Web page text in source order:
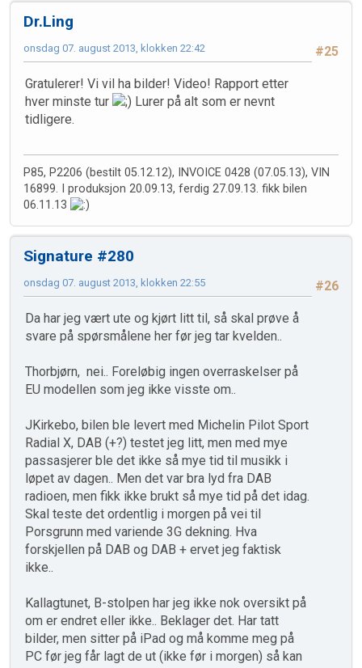
Dr.Ling
#25
onsdag 07. august 2013, klokken 22:42
Gratulerer! Vi vil ha bilder! Video! Rapport etter
hver minste tur
Lurer på alt som er nevnt
tidligere.
P85, P2206 (bestilt 05.12.12), INVOICE 0428 (07.05.13), VIN
16899. I produksjon 20.09.13, ferdig 27.09.13. fikk bilen
06.11.13
Signature #280
#26
onsdag 07. august 2013, klokken 22:55
Da har jeg vært ute og kjørt litt til, så skal prøve å
svare på spørsmålene her før jeg tar kvelden..
Thorbjørn, nei.. Foreløbig ingen overraskelser på
EU modellen som jeg ikke visste om..
JKirkebo, bilen ble levert med Michelin Pilot Sport
Radial X, DAB (+?) testet jeg litt, men med mye
passasjerer ble det ikke så mye tid til musikk i
løpet av dagen.. Men det var bra lyd fra DAB
radioen, men fikk ikke brukt så mye tid på det idag.
Skal teste det ordentlig i morgen på vei til
Porsgrunn med variende 3G dekning. Hva
forskjellen på DAB og DAB + ervet jeg faktisk
ikke..
Kallagtunet, B-stolpen har jeg ikke nok oversikt på
om er endret eller ikke.. Beklager det. Har tatt
bilder, men sitter på iPad og må komme meg på
PC før jeg får lagt de ut (ikke før i morgen) så kan